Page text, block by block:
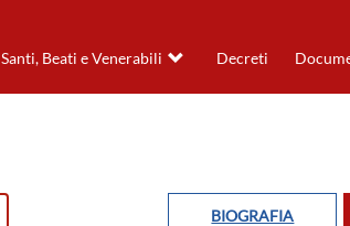
Santi, Beati e Venerabili Decreti
BIOGRAFIA